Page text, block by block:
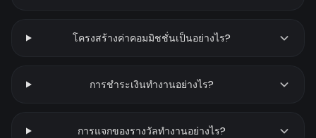
โครงสร้างค่าคอมมิชชั่นเป็นอย่างไร?
การชำระเงินทำงานอย่างไร?
การแจกของรางวัลทำงานอย่างไร?